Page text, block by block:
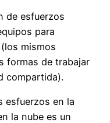
de esfuerzos
para
mismos
formas de trabajar
compartida).
esfuerzos en la
la nube es un